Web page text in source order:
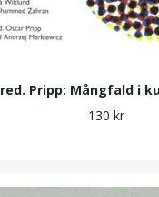
red. Pripp: Mångfald i
130 kr